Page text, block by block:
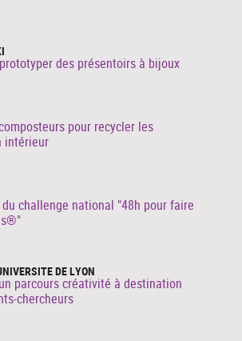
des présentoirs à bijoux
pour recycler les
intérieur
challenge national "48h pour faire
DE LYON
parcours créativité à destination
chercheurs